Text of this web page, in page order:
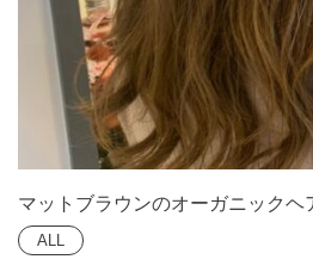
マットブラウンのオーガニックヘ
ALL